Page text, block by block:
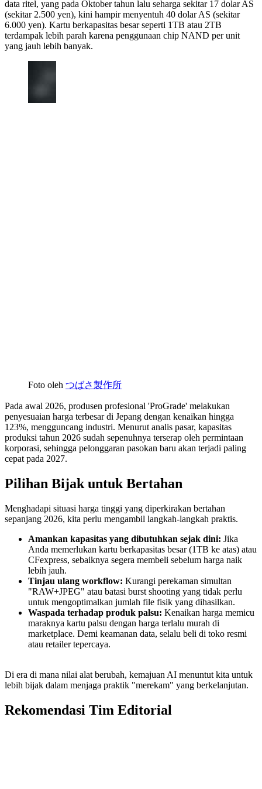
data ritel, yang pada Oktober tahun lalu seharga sekitar 17 dolar AS
(sekitar 2.500 yen), kini hampir menyentuh 40 dolar AS (sekitar
6.000 yen). Kartu berkapasitas besar seperti 1TB atau 2TB
terdampak lebih parah karena penggunaan chip NAND per unit
yang jauh lebih banyak.
Foto oleh つばさ製作所
Pada awal 2026, produsen profesional 'ProGrade' melakukan
penyesuaian harga terbesar di Jepang dengan kenaikan hingga
123%, mengguncang industri. Menurut analis pasar, kapasitas
produksi tahun 2026 sudah sepenuhnya terserap oleh permintaan
korporasi, sehingga pelonggaran pasokan baru akan terjadi paling
cepat pada 2027.
Pilihan Bijak untuk Bertahan
Menghadapi situasi harga tinggi yang diperkirakan bertahan
sepanjang 2026, kita perlu mengambil langkah-langkah praktis.
Amankan kapasitas yang dibutuhkan sejak dini: Jika
Anda memerlukan kartu berkapasitas besar (1TB ke atas) atau
CFexpress, sebaiknya segera membeli sebelum harga naik
lebih jauh.
Tinjau ulang workflow: Kurangi perekaman simultan
"RAW+JPEG" atau batasi burst shooting yang tidak perlu
untuk mengoptimalkan jumlah file fisik yang dihasilkan.
Waspada terhadap produk palsu: Kenaikan harga memicu
maraknya kartu palsu dengan harga terlalu murah di
marketplace. Demi keamanan data, selalu beli di toko resmi
atau retailer tepercaya.
Di era di mana nilai alat berubah, kemajuan AI menuntut kita untuk
lebih bijak dalam menjaga praktik "merekam" yang berkelanjutan.
Rekomendasi Tim Editorial